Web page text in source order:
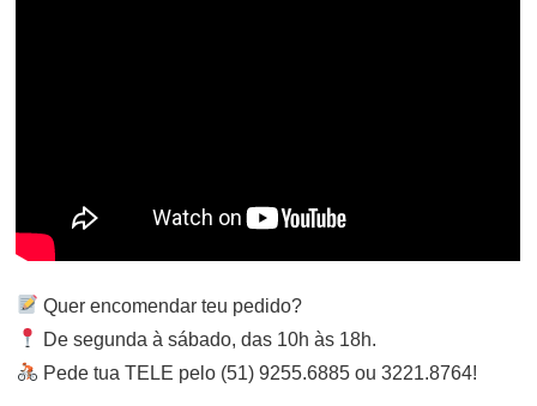
Quer encomendar teu pedido?
De segunda à sábado, das 10h às 18h.
Pede tua TELE pelo (51) 9255.6885 ou 3221.8764!